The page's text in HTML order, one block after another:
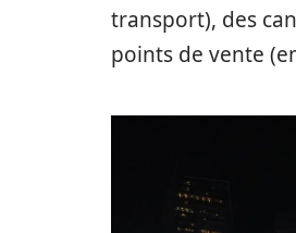
transport), des
points de vente